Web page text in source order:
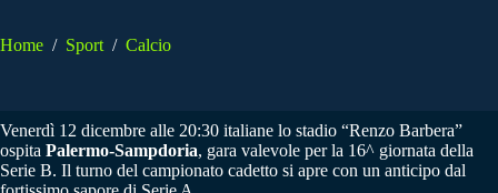
Home / Sport / Calcio
Venerdì 12 dicembre alle 20:30 italiane lo stadio “Renzo Barbera”
ospita Palermo-Sampdoria, gara valevole per la 16^ giornata della
Serie B. Il turno del campionato cadetto si apre con un anticipo dal